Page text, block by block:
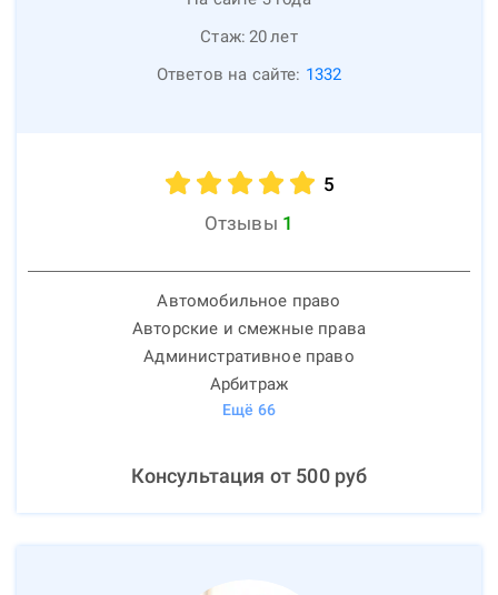
Стаж: 20лет
Ответов на сайте: 1332
5
Отзывы 1
Автомобильное право
Авторские и смежные права
Административное право
Арбитраж
Ещё 66
Консультация от 500руб